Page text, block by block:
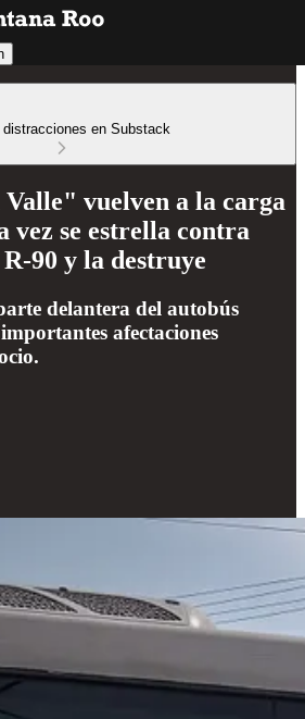
distracciones en Substack
vuelven a la carga
vez se estrella contra
90 y la destruye
delantera del autobús
afectaciones